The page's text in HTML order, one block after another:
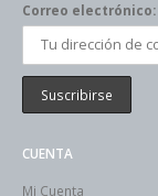
Correo electrónico:
CUENTA
Mi Cuenta